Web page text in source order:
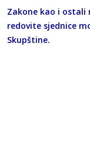
Zakone kao i ostali
redovite sjednice
Skupštine.